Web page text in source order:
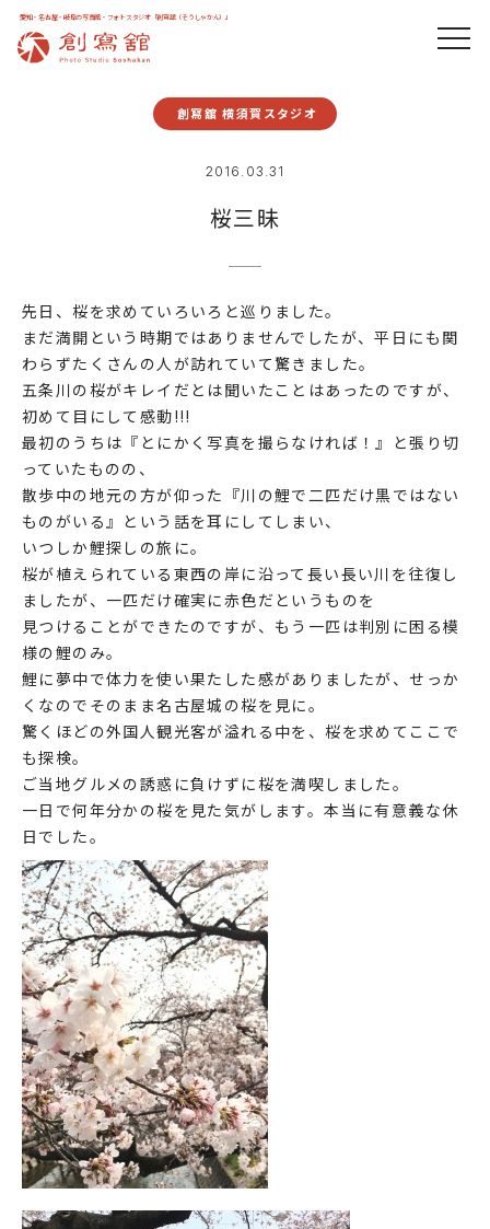
愛知・名古屋・岐阜の写真館・フォトスタジオ「創寫舘（そうしゃかん）」
創寫舘 横須賀スタジオ
2016.03.31
桜三昧
先日、桜を求めていろいろと巡りました。
まだ満開という時期ではありませんでしたが、平日にも関
わらずたくさんの人が訪れていて驚きました。
五条川の桜がキレイだとは聞いたことはあったのですが、
初めて目にして感動!!!
最初のうちは『とにかく写真を撮らなければ！』と張り切
っていたものの、
散歩中の地元の方が仰った『川の鯉で二匹だけ黒ではない
ものがいる』という話を耳にしてしまい、
いつしか鯉探しの旅に。
桜が植えられている東西の岸に沿って長い長い川を往復し
ましたが、一匹だけ確実に赤色だというものを
見つけることができたのですが、もう一匹は判別に困る模
様の鯉のみ。
鯉に夢中で体力を使い果たした感がありましたが、せっか
くなのでそのまま名古屋城の桜を見に。
驚くほどの外国人観光客が溢れる中を、桜を求めてここで
も探検。
ご当地グルメの誘惑に負けずに桜を満喫しました。
一日で何年分かの桜を見た気がします。本当に有意義な休
日でした。